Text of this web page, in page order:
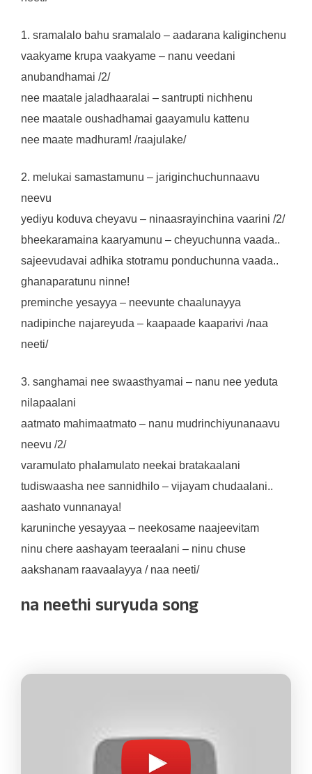
1. sramalalo bahu sramalalo – aadarana kaliginchenu
vaakyame krupa vaakyame – nanu veedani
anubandhamai /2/
nee maatale jaladhaaralai – santrupti nichhenu
nee maatale oushadhamai gaayamulu kattenu
nee maate madhuram! /raajulake/
2. melukai samastamunu – jariginchuchunnaavu
neevu
yediyu koduva cheyavu – ninaasrayinchina vaarini /2/
bheekaramaina kaaryamunu – cheyuchunna vaada..
sajeevudavai adhika stotramu ponduchunna vaada..
ghanaparatunu ninne!
preminche yesayya – neevunte chaalunayya
nadipinche najareyuda – kaapaade kaaparivi /naa
neeti/
3. sanghamai nee swaasthyamai – nanu nee yeduta
nilapaalani
aatmato mahimaatmato – nanu mudrinchiyunanaavu
neevu /2/
varamulato phalamulato neekai bratakaalani
tudiswaasha nee sannidhilo – vijayam chudaalani..
aashato vunnanaya!
karuninche yesayyaa – neekosame naajeevitam
ninu chere aashayam teeraalani – ninu chuse
aakshanam raavaalayya / naa neeti/
na neethi suryuda song